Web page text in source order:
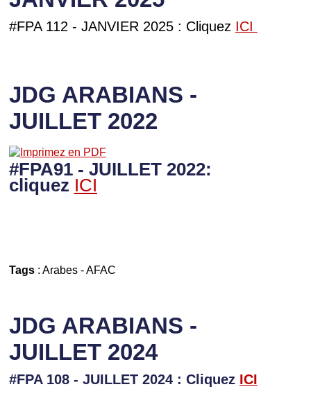
#FPA 112 - JANVIER 2025 : Cliquez ICI
JDG ARABIANS -
JUILLET 2022
#FPA91 - JUILLET 2022:
cliquez ICI
Tags: Arabes-AFAC
JDG ARABIANS -
JUILLET 2024
#FPA 108 - JUILLET 2024 : Cliquez ICI